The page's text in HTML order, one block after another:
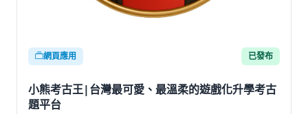
網頁應用 已發布
小熊考古王|台灣最可愛、最溫柔的遊戲化升學考古
題平台